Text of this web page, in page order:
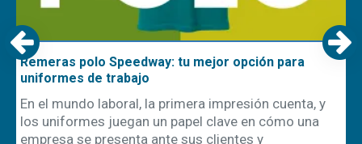
Remeras polo Speedway: tu mejor opción para
uniformes de trabajo
En el mundo laboral, la primera impresión cuenta, y
los uniformes juegan un papel clave en cómo una
empresa se presenta ante sus clientes y